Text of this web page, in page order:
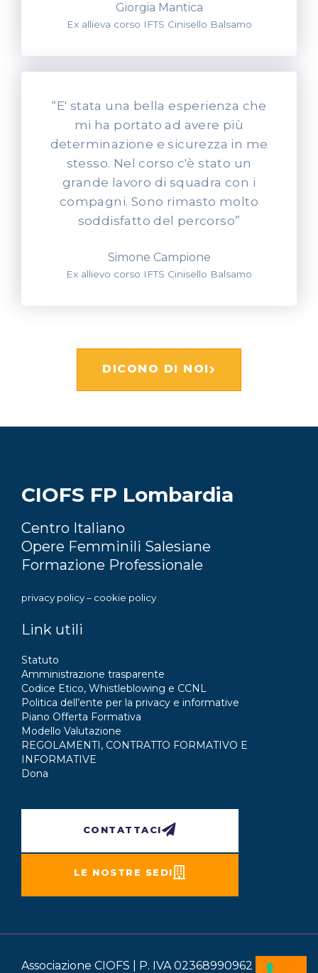
Giorgia Mantica
Ex allieva corso IFTS Cinisello Balsamo
“E' stata una bella esperienza che
mi ha portato ad avere più
determinazione e sicurezza in me
stesso. Nel corso c'è stato un
grande lavoro di squadra con i
compagni. Sono rimasto molto
soddisfatto del percorso”
Simone Campione
Ex allievo corso IFTS Cinisello Balsamo
DICONO DI NOI
CIOFS FP Lombardia
Centro Italiano
Opere Femminili Salesiane
Formazione Professionale
privacy policy– cookie policy
Link utili
Statuto
Amministrazione trasparente
Codice Etico, Whistleblowing e CCNL
Politica dell’ente per la privacy e informative
Piano Offerta Formativa
Modello Valutazione
REGOLAMENTI, CONTRATTO FORMATIVO E
INFORMATIVE
Dona
CONTATTACI
LE NOSTRE SEDI
Associazione CIOFS | P. IVA 02368990962